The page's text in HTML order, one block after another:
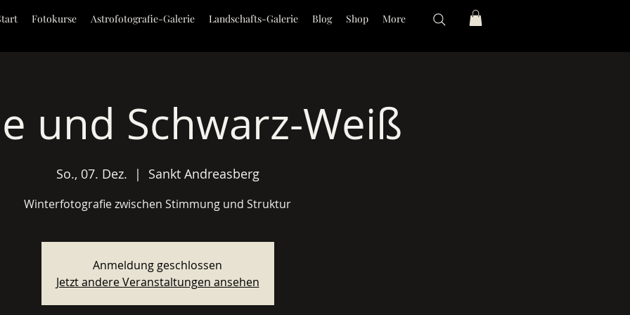
Fotokurse Astrofotografie-Galerie Landschafts-Galerie Blog Shop More
und Schwarz-Weiß
So., 07. Dez.
  |
Sankt Andreasberg
Winterfotografie zwischen Stimmung und Struktur
Anmeldung geschlossen
Jetzt andere Veranstaltungen ansehen